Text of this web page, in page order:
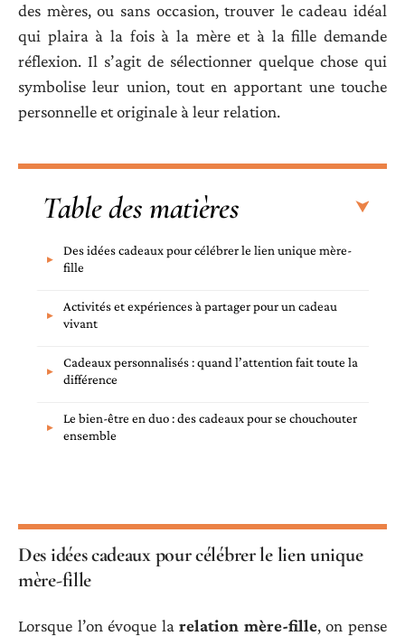
des mères, ou sans occasion, trouver le cadeau idéal
qui plaira à la fois à la mère et à la fille demande
réflexion. Il s’agit de sélectionner quelque chose qui
symbolise leur union, tout en apportant une touche
personnelle et originale à leur relation.
Table des matières
Des idées cadeaux pour célébrer le lien unique mère-
fille
Activités et expériences à partager pour un cadeau
vivant
Cadeaux personnalisés : quand l’attention fait toute la
différence
Le bien-être en duo : des cadeaux pour se chouchouter
ensemble
Des idées cadeaux pour célébrer le lien unique
mère-fille
Lorsque l’on évoque larelation mère-fille, on pense